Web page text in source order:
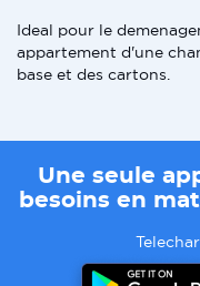
Ideal pour le
appartement d'une
base et des cartons.
Une seule
besoins en